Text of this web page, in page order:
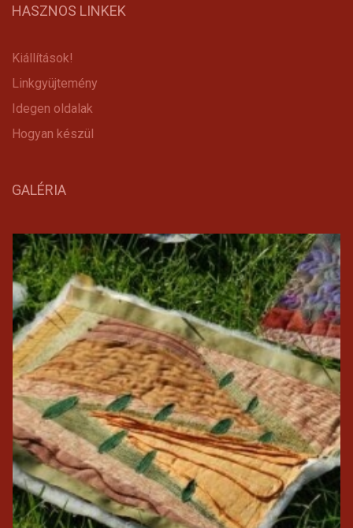
HASZNOS LINKEK
Kiállítások!
Linkgyüjtemény
Idegen oldalak
Hogyan készül
GALÉRIA